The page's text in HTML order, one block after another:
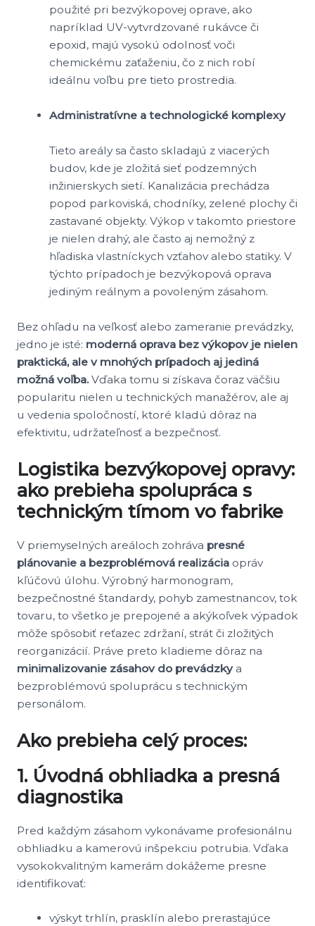
použité pri bezvýkopovej oprave, ako
napríklad UV-vytvrdzované rukávce či
epoxid, majú vysokú odolnosť voči
chemickému zaťaženiu, čo z nich robí
ideálnu voľbu pre tieto prostredia.
Administratívne a technologické komplexy
Tieto areály sa často skladajú z viacerých
budov, kde je zložitá sieť podzemných
inžinierskych sietí. Kanalizácia prechádza
popod parkoviská, chodníky, zelené plochy či
zastavané objekty. Výkop v takomto priestore
je nielen drahý, ale často aj nemožný z
hľadiska vlastníckych vzťahov alebo statiky. V
týchto prípadoch je bezvýkopová oprava
jediným reálnym a povoleným zásahom.
Bez ohľadu na veľkosť alebo zameranie prevádzky,
jedno je isté: moderná oprava bez výkopov je nielen
praktická, ale v mnohých prípadoch aj jediná
možná voľba.Vďaka tomu si získava čoraz väčšiu
popularitu nielen u technických manažérov, ale aj
u vedenia spoločností, ktoré kladú dôraz na
efektivitu, udržateľnosť a bezpečnosť.
Logistika bezvýkopovej opravy:
ako prebieha spolupráca s
technickým tímom vo fabrike
V priemyselných areáloch zohráva presné
plánovanie a bezproblémová realizáciaopráv
kľúčovú úlohu. Výrobný harmonogram,
bezpečnostné štandardy, pohyb zamestnancov, tok
tovaru, to všetko je prepojené a akýkoľvek výpadok
môže spôsobiť reťazec zdržaní, strát či zložitých
reorganizácií. Práve preto kladieme dôraz na
minimalizovanie zásahov do prevádzkya
bezproblémovú spoluprácu s technickým
personálom.
Ako prebieha celý proces:
1. Úvodná obhliadka a presná
diagnostika
Pred každým zásahom vykonávame profesionálnu
obhliadku a kamerovú inšpekciu potrubia. Vďaka
vysokokvalitným kamerám dokážeme presne
identifikovať:
výskyt trhlín, prasklín alebo prerastajúce